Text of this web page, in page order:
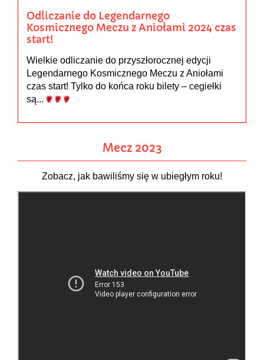
Odliczanie do Legendarnego
Kosmicznego Meczu z Aniołami 2024 czas
start!
Wielkie odliczanie do przyszłorocznej edycji
Legendarnego Kosmicznego Meczu z Aniołami
czas start! Tylko do końca roku bilety – cegiełki
są...
Mecz 2023
Zobacz, jak bawiliśmy się w ubiegłym roku!